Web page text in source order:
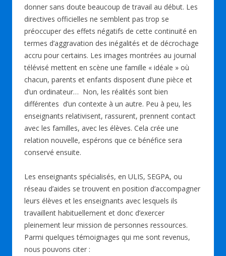
donner sans doute beaucoup de travail au début. Les
directives officielles ne semblent pas trop se
préoccuper des effets négatifs de cette continuité en
termes d’aggravation des inégalités et de décrochage
accru pour certains. Les images montrées au journal
télévisé mettent en scène une famille « idéale » où
chacun, parents et enfants disposent d’une pièce et
d’un ordinateur… Non, les réalités sont bien
différentes d’un contexte à un autre. Peu à peu, les
enseignants relativisent, rassurent, prennent contact
avec les familles, avec les élèves. Cela crée une
relation nouvelle, espérons que ce bénéfice sera
conservé ensuite.
Les enseignants spécialisés, en ULIS, SEGPA, ou
réseau d’aides se trouvent en position d’accompagner
leurs élèves et les enseignants avec lesquels ils
travaillent habituellement et donc d’exercer
pleinement leur mission de personnes ressources.
Parmi quelques témoignages qui me sont revenus,
nous pouvons citer :